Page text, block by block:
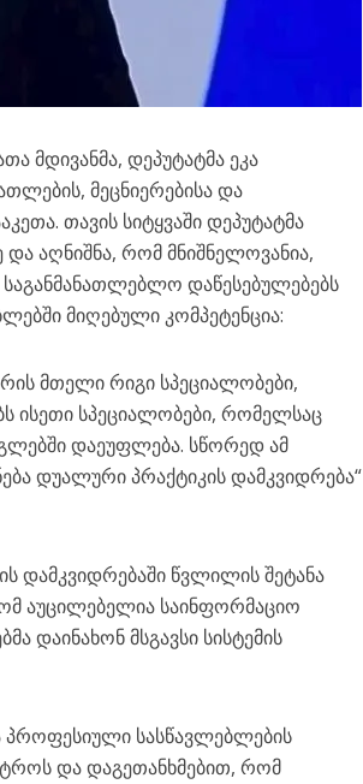
მდივანმა, დეპუტატმა ეკა
მეცნიერებისა და
თავის სიტყვაში დეპუტატმა
აღნიშნა, რომ მნიშნელოვანია,
დაწესებულებებს
მიღებული კომპეტენცია:
მთელი რიგი სპეციალობები,
ისეთი სპეციალობები, რომელსაც
დაეუფლება. სწორედ ამ
დუალური პრაქტიკის დამკვიდრება“
დამკვიდრებაში წვლილის შეტანა
აუცილებელია საინფორმაციო
დაინახონ მსგავსი სისტემის
პროფესიული სასწავლებლების
და დაგეთანხმებით, რომ